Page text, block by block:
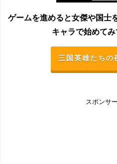
ゲームを進めると女傑や国士
キャラで始めてみ
三国英雄たちの
スポンサ